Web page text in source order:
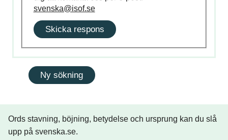
svenska@isof.se
Skicka respons
Ords stavning, böjning, betydelse och ursprung kan du slå
upp på svenska.se.